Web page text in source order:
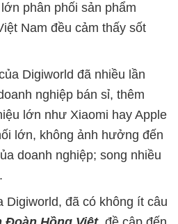
phân phối sản phẩm
Nam đều cảm thấy sốt
Digiworld đã nhiều lần
nghiệp bán sỉ, thêm
lớn như Xiaomi hay Apple
lớn, không ảnh hưởng đến
doanh nghiệp; song nhiều
đã có không ít câu